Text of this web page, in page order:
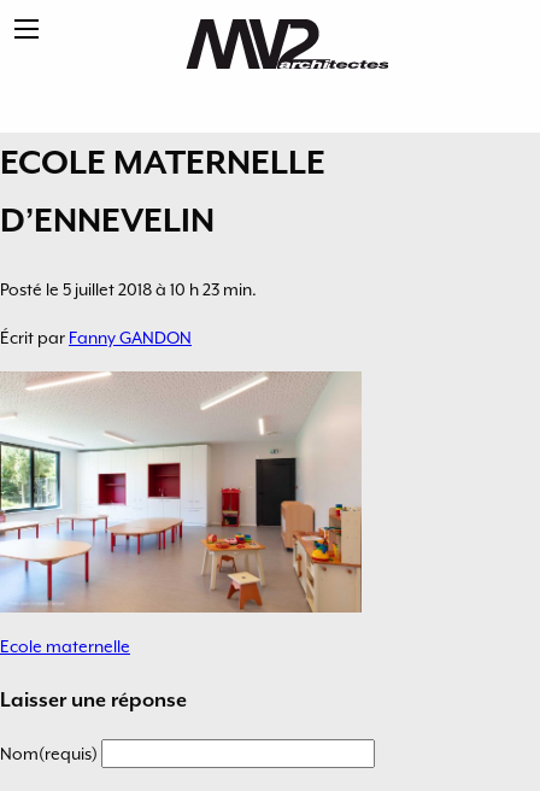
ECOLE MATERNELLE
D’ENNEVELIN
Posté le 5 juillet 2018 à 10 h 23 min.
Écrit par Fanny GANDON
Navigation
de
l’article
Ecole maternelle
Laisser une réponse
Nom(requis)